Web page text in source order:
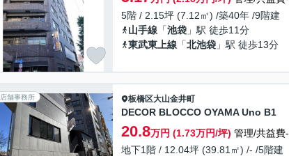
5階 / 2.15坪 (7.12㎡) /築40年 /9階建
山手線 「池袋 」駅 徒歩11分
東武東上線 「北池袋 」駅 徒歩13分
店舗事務所 板橋区大山金井町
DECOR BLOCCO OYAMA Uno B1
20.8万円 (1.73万円/坪) 管理/共益費-
地下1階 / 12.04坪 (39.81㎡) /- /5階建